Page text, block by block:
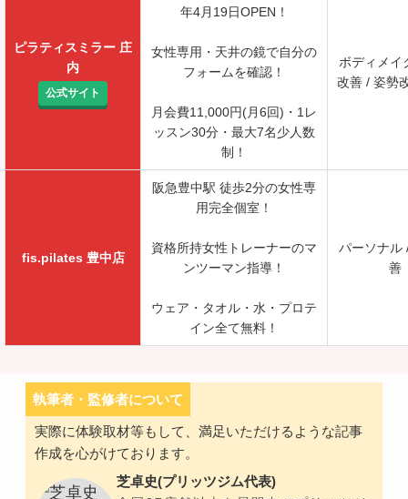
ピラティスミラー 庄
内
公式サイト
年4月19日OPEN！
女性専用・天井の鏡で自分の
フォームを確認！
月会費11,000円(月6回)・1レ
ッスン30分・最大7名少人数
制！
ボディメイ
改善 / 姿勢
fis.pilates 豊中店
阪急豊中駅 徒歩2分の女性専
用完全個室！
資格所持女性トレーナーのマ
ンツーマン指導！
ウェア・タオル・水・プロテ
イン全て無料！
パーソナル
善
執筆者・監修者について
実際に体験取材等もして、満足いただけるような記事
作成を心がけております。
芝卓史(プリッツジム代表)